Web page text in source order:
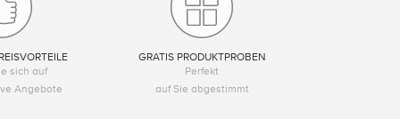
sich auf
Angebote
GRATIS PRODUKTPROBEN
Perfekt
auf Sie abgestimmt